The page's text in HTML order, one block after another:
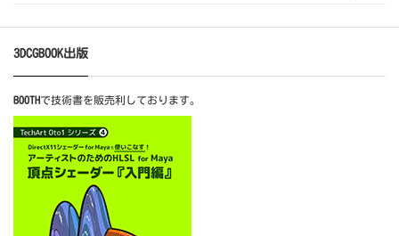
3DCGBOOK出版
BOOTHで技術書を販売利しております。